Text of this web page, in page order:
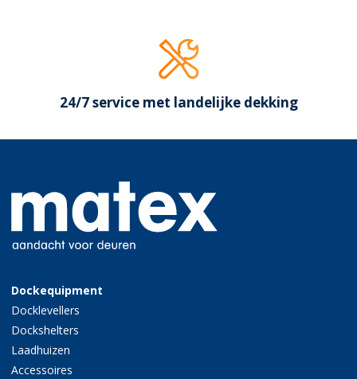
24/7 service met landelijke dekking
Dockequipment
Docklevellers
Dockshelters
Laadhuizen
Accessoires